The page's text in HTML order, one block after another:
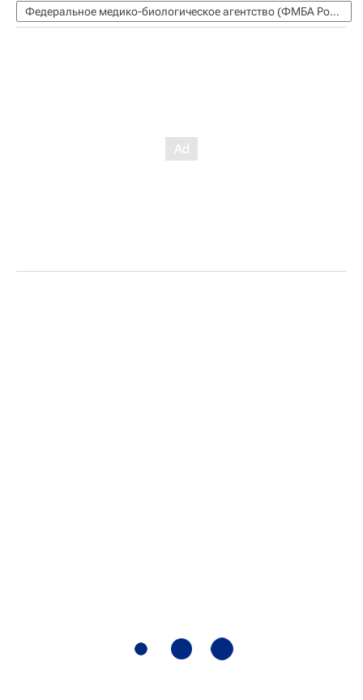
Федеральное медико-биологическое агентство (ФМБА России)